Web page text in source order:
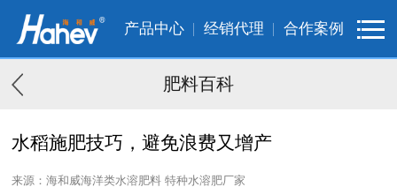
产品中心 经销代理 合作案例
肥料百科
水稻施肥技巧，避免浪费又增产
来源：海和威海洋类水溶肥料 特种水溶肥厂家